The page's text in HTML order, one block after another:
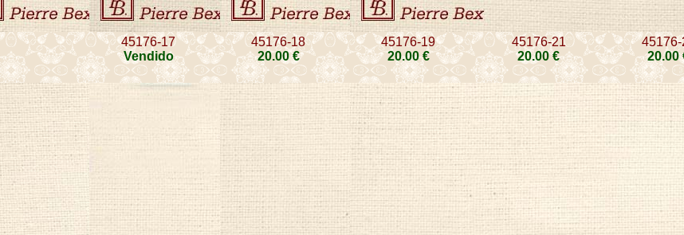
45176-17
Vendido
45176-18
20.00€
45176-19
20.00€
45176-21
20.00 €
45176-
20.00